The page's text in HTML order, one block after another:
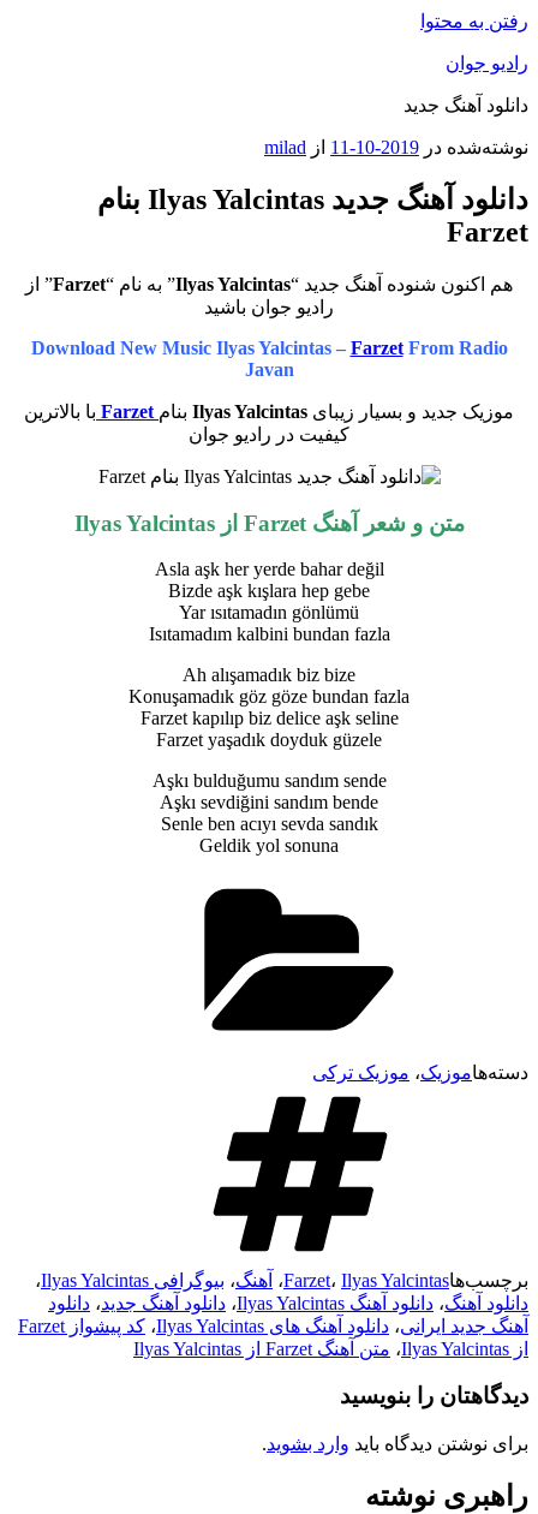
رفتن به محتوا
رادیو جوان
دانلود آهنگ جدید
نوشته‌شده در 2019-10-11 از milad
دانلود آهنگ جدید Ilyas Yalcintas بنام
Farzet
هم اکنون شنوده آهنگ جدید “Ilyas Yalcintas” به نام “Farzet” از
رادیو جوان باشید
Download New Music Ilyas Yalcintas – FarzetFrom Radio
Javan
موزیک جدید و بسیار زیبای بنام
با بالاترین
کیفیت در رادیو جوان
متن و شعر آهنگ Farzet از Ilyas Yalcintas
Asla aşk her yerde bahar değil
Bizde aşk kışlara hep gebe
Yar ısıtamadın gönlümü
Isıtamadım kalbini bundan fazla
Ah alışamadık biz bize
Konuşamadık göz göze bundan fazla
Farzet kapılıp biz delice aşk seline
Farzet yaşadık doyduk güzele
Aşkı bulduğumu sandım sende
Aşkı sevdiğini sandım bende
Senle ben acıyı sevda sandık
Geldik yol sonuna
دسته‌هاموزیک، موزیک ترکی
برچسب‌ها Farzet، Ilyas Yalcintas ، آهنگ، بیوگرافی Ilyas Yalcintas
،
دانلود آهنگ، دانلود آهنگ Ilyas Yalcintas ، دانلود آهنگ جدید، دانلود
آهنگ جدید ایرانی، دانلود آهنگ های Ilyas Yalcintas ،
کد پیشواز Farzet
از Ilyas Yalcintas
، متن آهنگ Farzet از Ilyas Yalcintas
دیدگاهتان را بنویسید
برای نوشتن دیدگاه باید وارد بشوید.
راهبری نوشته